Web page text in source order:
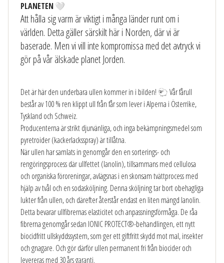
PLANETEN🤍
Att hålla sig varm är viktigt i många länder runt om i
världen. Detta gäller särskilt här i Norden, där vi är
baserade. Men vi vill inte kompromissa med det avtryck vi
gör på vår älskade planet Jorden.
Det är här den underbara ullen kommer in i bilden! 🐑 Vår fårull
består av 100 % ren klippt ull från får som lever i Alperna i Österrike,
Tyskland och Schweiz.
Producenterna är strikt djurvänliga, och inga bekämpningsmedel som
pyretroider (kackerlacksspray) är tillåtna.
När ullen har samlats in genomgår den en sorterings- och
rengöringsprocess där ullfettet (lanolin), tillsammans med cellulosa
och organiska föroreningar, avlägsnas i en skonsam tvättprocess med
hjälp av tvål och en sodasköljning. Denna sköljning tar bort obehagliga
lukter från ullen, och därefter återstår endast en liten mängd lanolin.
Detta bevarar ullfibrernas elasticitet och anpassningsförmåga. De råa
fibrerna genomgår sedan IONIC PROTECT®-behandlingen, ett nytt
biocidfritt ullskyddssystem, som ger ett giftfritt skydd mot mal, insekter
och gnagare. Och gör därför ullen permanent fri från biocider och
levereras med 30 års garanti.